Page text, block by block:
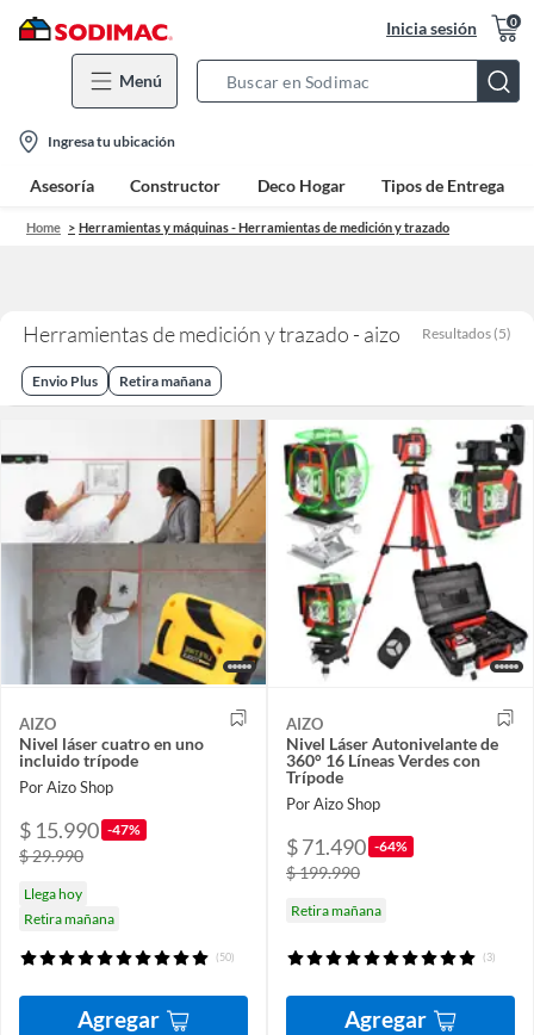
Inicia sesión 0
Menú
Bar
location-
icon
Ingresa tu ubicación
Asesoría Constructor Deco Hogar Tipos de Entrega
Home Herramientas y máquinas - Herramientas de medición y trazado
Herramientas de medición y trazado - aizo Resultados (5)
Envio Plus Retira mañana
AIZO
Nivel láser cuatro en uno
incluido trípode
Por Aizo Shop
$ 15.990 -47%
$ 29.990
Llega hoy
Retira mañana
(50)
Agregar
AIZO
Nivel Láser Autonivelante de
360° 16 Líneas Verdes con
Trípode
Por Aizo Shop
$ 71.490 -64%
$ 199.990
Retira mañana
(3)
Agregar